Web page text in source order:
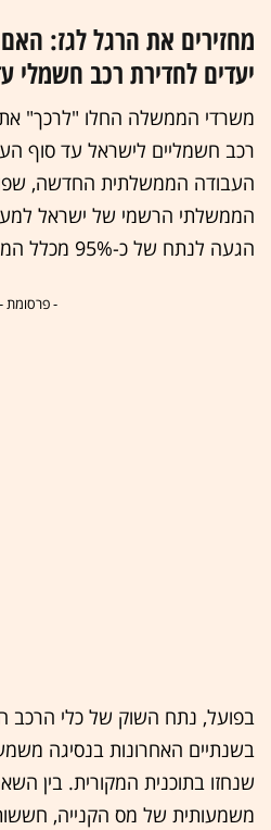
מחזירים את הרגל לגז:
יעדים לחדירת רכב חשמלי עד
משרדי הממשלה החלו "לרכך"
רכב חשמליים לישראל עד סוף
העבודה הממשלתית החדשה,
הממשלתי הרשמי של ישראל
הגעה לנתח של כ-95% מכלל המכירות עד 2030.
- פרסומת -
בפועל, נתח השוק של כלי הרכב
בשנתיים האחרונות בנסיגה
שנחזו בתוכנית המקורית. בין
משמעותית של מס הקנייה,